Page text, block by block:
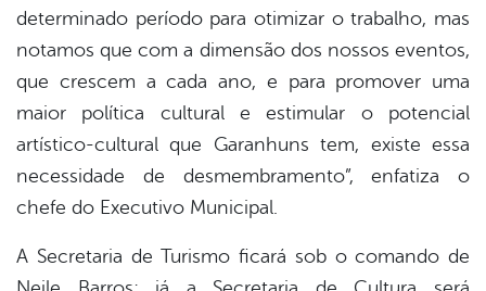
determinado período para otimizar o trabalho, mas
notamos que com a dimensão dos nossos eventos,
que crescem a cada ano, e para promover uma
maior política cultural e estimular o potencial
artístico-cultural que Garanhuns tem, existe essa
necessidade de desmembramento”, enfatiza o
chefe do Executivo Municipal.
A Secretaria de Turismo ficará sob o comando de